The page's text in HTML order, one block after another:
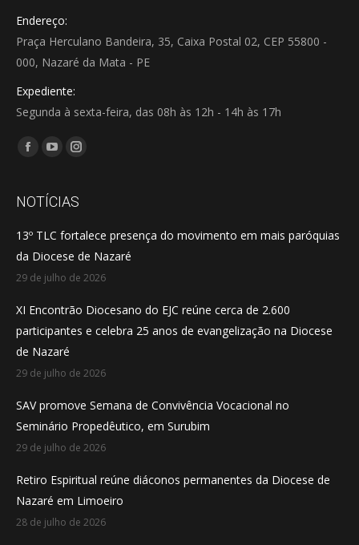
Endereço:
Praça Herculano Bandeira, 35, Caixa Postal 02, CEP 55800 -
000, Nazaré da Mata - PE
Expediente:
Segunda à sexta-feira, das 08h às 12h - 14h às 17h
Encontre-nos em:
Facebook
opens
new
window
YouTube
opens
new
window
Instagram
opens
new
window
NOTÍCIAS
13º TLC fortalece presença do movimento em mais paróquias
da Diocese de Nazaré
29 de julho de 2026
XI Encontrão Diocesano do EJC reúne cerca de 2.600
participantes e celebra 25 anos de evangelização na Diocese
de Nazaré
29 de julho de 2026
SAV promove Semana de Convivência Vocacional no
Seminário Propedêutico, em Surubim
29 de julho de 2026
Retiro Espiritual reúne diáconos permanentes da Diocese de
Nazaré em Limoeiro
28 de julho de 2026